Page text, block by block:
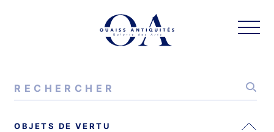
OBJETS DE VERTU